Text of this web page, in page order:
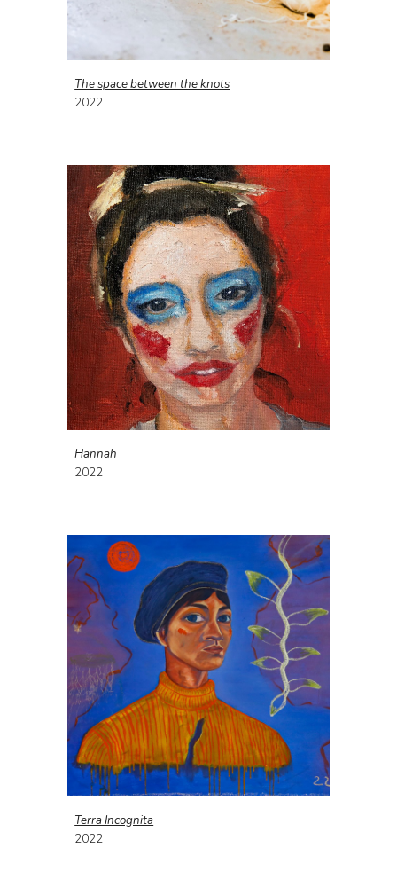
The space between the knots
2022
Hannah
2022
Terra Incognita
2022